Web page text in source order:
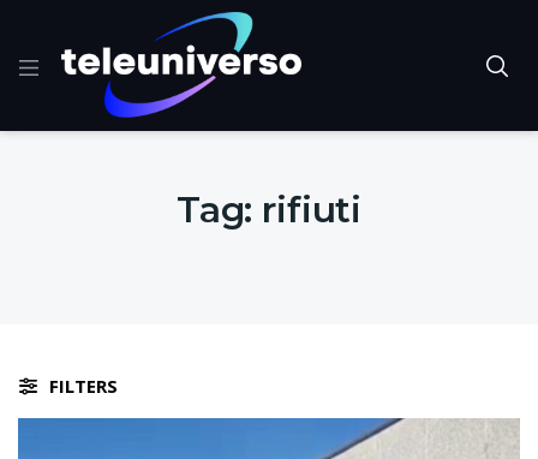
Tag: rifiuti
FILTERS